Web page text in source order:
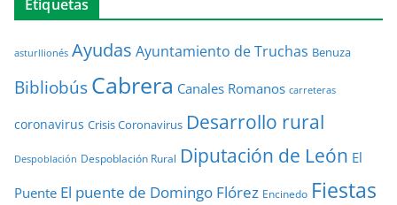
Etiquetas
asturllionés Ayudas Ayuntamiento de Truchas Benuza
BibliobúsCabrera Canales Romanos carreteras
coronavirus Crisis Coronavirus Desarrollo rural
Despoblación Despoblación Rural Diputación de León El
Puente El puente de Domingo Flórez Encinedo Fiestas